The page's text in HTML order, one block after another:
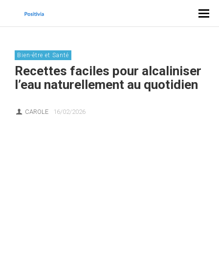
Bien-être et Santé
Recettes faciles pour alcaliniser
l’eau naturellement au quotidien
CAROLE 16/02/2026